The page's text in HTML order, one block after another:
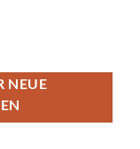
NEUE